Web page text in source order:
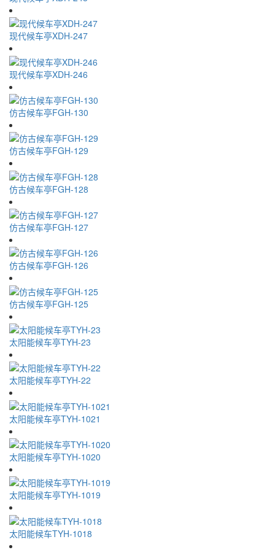
现代候车亭XDH-247
现代候车亭XDH-246
仿古候车亭FGH-130
仿古候车亭FGH-129
仿古候车亭FGH-128
仿古候车亭FGH-127
仿古候车亭FGH-126
仿古候车亭FGH-125
太阳能候车亭TYH-23
太阳能候车亭TYH-22
太阳能候车亭TYH-1021
太阳能候车亭TYH-1020
太阳能候车亭TYH-1019
太阳能候车TYH-1018